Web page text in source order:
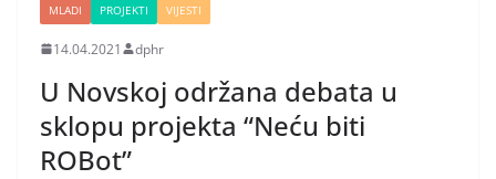
MLADI PROJEKTI VIJESTI
14.04.2021 dphr
U Novskoj održana debata u
sklopu projekta “Neću biti
ROBot”